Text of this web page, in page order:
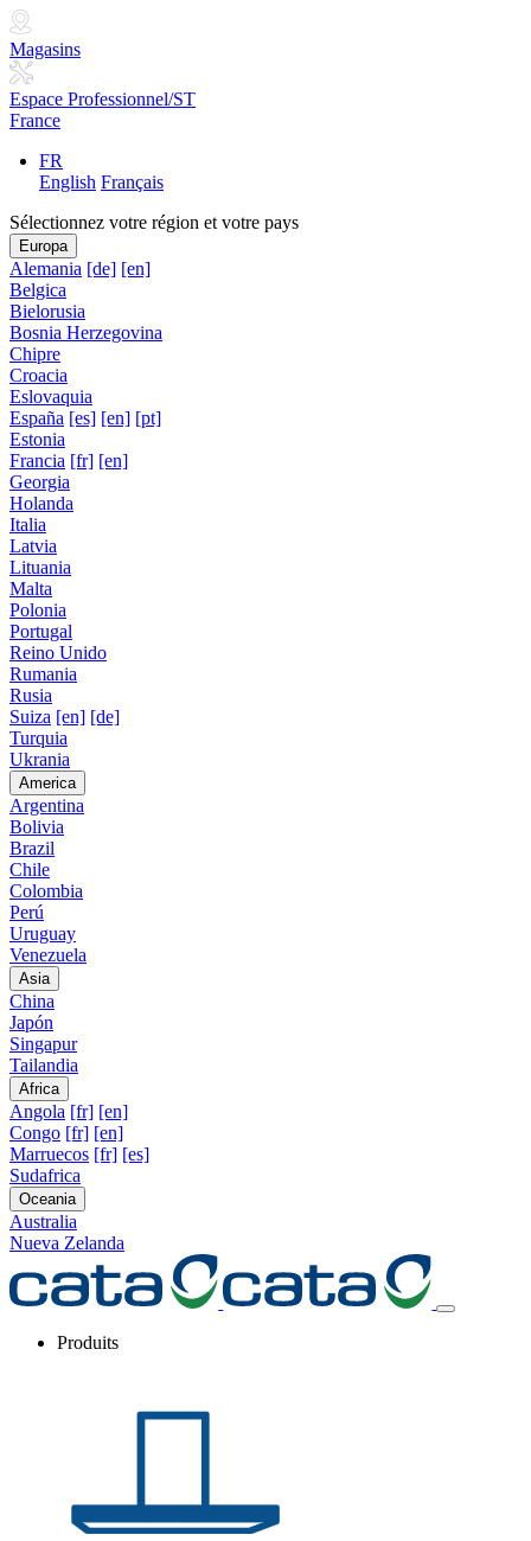
Magasins
Espace Professionnel/ST
France
FR
English Français
Sélectionnez votre région et votre pays
Europa
Alemania [de] [en]
Belgica
Bielorusia
Bosnia Herzegovina
Chipre
Croacia
Eslovaquia
España [es] [en] [pt]
Estonia
Francia [fr] [en]
Georgia
Holanda
Italia
Latvia
Lituania
Malta
Polonia
Portugal
Reino Unido
Rumania
Rusia
Suiza [en] [de]
Turquia
Ukrania
America
Argentina
Bolivia
Brazil
Chile
Colombia
Perú
Uruguay
Venezuela
Asia
China
Japón
Singapur
Tailandia
Africa
Angola [fr] [en]
Congo [fr] [en]
Marruecos [fr] [es]
Sudafrica
Oceania
Australia
Nueva Zelanda
Produits